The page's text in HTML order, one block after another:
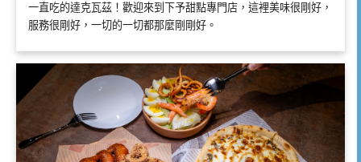
一直吃的達克瓦茲！歡迎來到下予甜點專門店，這裡美味很剛好，
服務很剛好，一切的一切都那麼剛剛好。